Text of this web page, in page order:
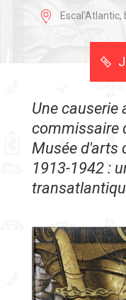
Une causerie
commissaire
Musée d'arts
1913-1942 :